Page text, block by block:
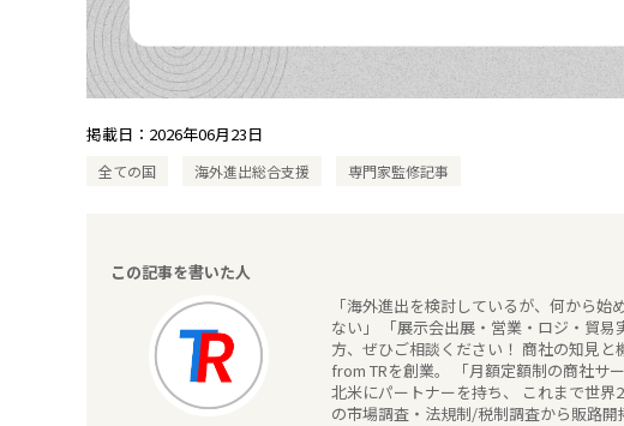
掲載日： 2026年06月23日
全ての国 海外進出総合支援 専門家監修記事
この記事を書いた人
「海外進出を検討しているが、何から
ない」 「展示会出展・営業・ロジ・貿
方、ぜひご相談ください！ 商社の知見と機能をより多くのお客様に届けるべく、 住友商事株式会社を経て、
from TRを創業。 「月額定額制の商社サービス」を提供していま
北米にパートナーを持ち、 これまで世
の市場調査・法規制/税制調査から販路